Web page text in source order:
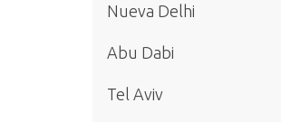
Nueva Delhi
Abu Dabi
Tel Aviv